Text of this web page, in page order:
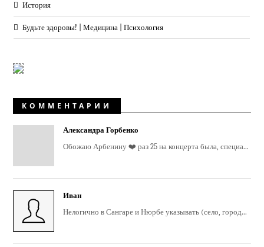
История
Будьте здоровы! | Медицина | Психология
КОММЕНТАРИИ
Александра Горбенко
Обожаю Арбенину ❤️ раз 25 на концерта была, специа...
Иван
Нелогично в Сангаре и Нюрбе указывать (село, город...